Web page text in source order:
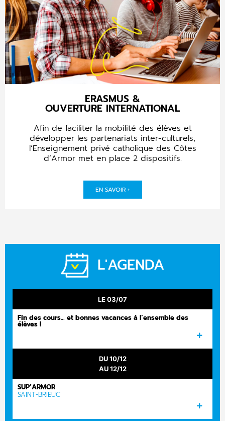
ERASMUS &
OUVERTURE INTERNATIONAL​
Afin de faciliter la mobilité des élèves et
développer les partenariats inter-culturels,
l’Enseignement privé catholique des Côtes
d’Armor met en place 2 dispositifs.
EN SAVOIR +
L'AGENDA
LE 03/07
Fin des cours… et bonnes vacances à l’ensemble des
élèves !
DU 10/12
AU 12/12
SUP’ARMOR
SAINT-BRIEUC